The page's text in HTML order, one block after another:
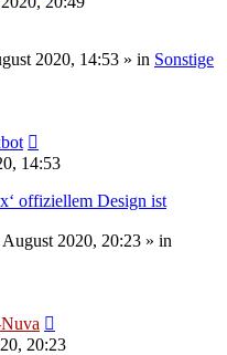
2020, 14:53 » in Sonstige
14:53
offiziellem Design ist
2020, 20:23 » in
20:23